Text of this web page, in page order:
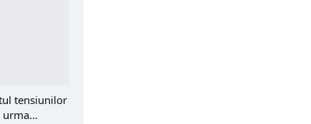
tensiunilor
urma…